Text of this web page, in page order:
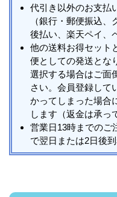
代引き以外のお支払
（銀行・郵便振込、
後払い、楽天ペイ、
他の送料お得セット
便としての発送とな
選択する場合はご面
さい。会員登録して
かってしまった場合
します（返金は承っ
営業日13時までのご
で翌日または2日後